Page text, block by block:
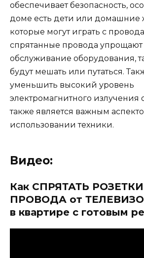
обеспечивает безопасность,
доме есть дети или домашние
которые могут играть с
спрятанные провода упрощают
обслуживание оборудования,
будут мешать или путаться.
уменьшить высокий уровень
электромагнитного излучения
также является важным
использовании техники.
Видео:
Как СПРЯТАТЬ
ПРОВОДА от
в квартире с готовым